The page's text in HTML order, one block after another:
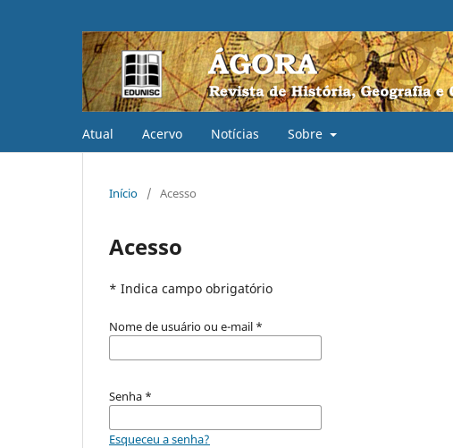
Atual Acervo Notícias Sobre
Início / Acesso
Acesso
* Indica campo obrigatório
Nome de usuário ou e-mail *
Senha *
Esqueceu a senha?